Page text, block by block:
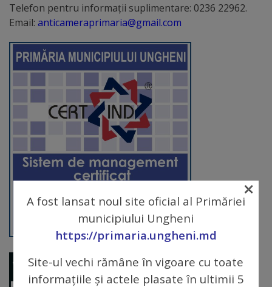
Sculpturi
(harta
sculpturilor)
Monumente
arhitecturale
Personalități
marcante
Sportivi
performanță
Orașul
Telefon pentru informații suplimentare: 0236 22962.
Email: anticameraprimaria@gmail.com
A fost lansat noul site oficial al Primăriei
municipiului Ungheni
https://primaria.ungheni.md
Site-ul vechi rămâne în vigoare cu toate
informațiile și actele plasate în ultimii 5
×